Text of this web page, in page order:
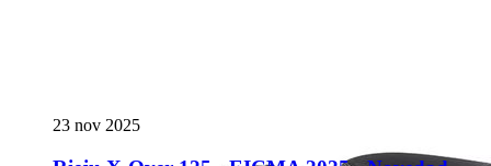
23 nov 2025